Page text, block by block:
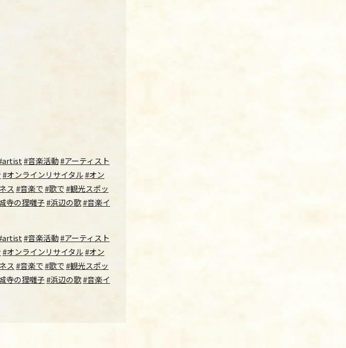
#音楽活動#アーティスト
#オンラインリサイタル#オン
ス#音楽で#歌で#観光スポッ
寺の狸囃子#浜辺の歌#音楽イ
#音楽活動#アーティスト
#オンラインリサイタル#オン
ス#音楽で#歌で#観光スポッ
寺の狸囃子#浜辺の歌#音楽イ